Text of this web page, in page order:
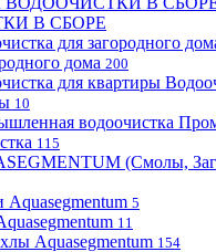
В СБОРЕ
дома 200
10
115
(Смолы,
Aquasegmentum 5
11
Aquasegmentum 154